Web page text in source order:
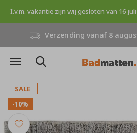
Verzending vanaf 8
SALE
-10%